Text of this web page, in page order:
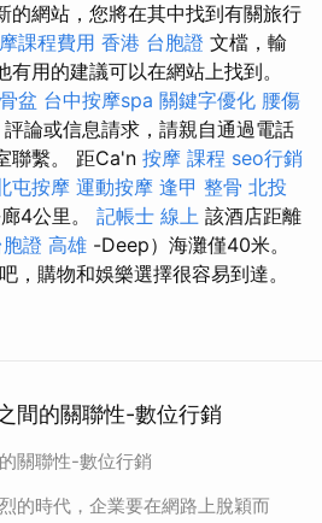
的網站，您將在其中找到有關旅行
課程費用 香港 台胞證 文檔，輸
用的建議可以在網站上找到。
盆 台中按摩spa 關鍵字優化 腰傷
論或信息請求，請親自通過電話
聯繫。 距Ca'n 按摩 課程 seo行銷
屯按摩 運動按摩 逢甲 整骨 北投
4公里。 記帳士 線上 該酒店距離
胞證 高雄 -Deep）海灘僅40米。
，購物和娛樂選擇很容易到達。
間的關聯性-數位行銷
關聯性-數位行銷
的時代，企業要在網路上脫穎而